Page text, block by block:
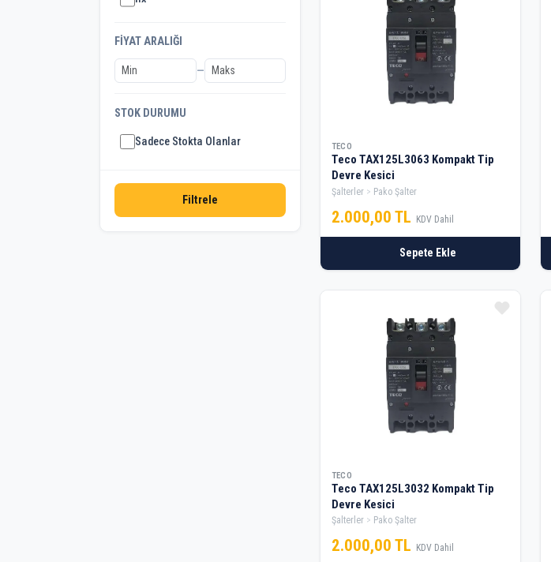
FIYAT ARALIĞI
—
STOK DURUMU
Sadece Stokta Olanlar
Filtrele
TECO
Teco TAX125L3063 Kompakt Tip
Devre Kesici
Şalterler Pako Şalter
2.000,00 TL KDV Dahil
Sepete Ekle
TECO
Teco TAX125L3032 Kompakt Tip
Devre Kesici
Şalterler Pako Şalter
2.000,00 TL KDV Dahil